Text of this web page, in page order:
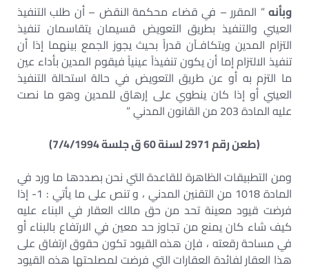
وبأنه” المقرر – في قضاء محكمة النقض – أن طلب التنفيذ
العيني والتنفيذ بطريق التعويض قسيمان يتقاسمان تنفيذ
التزام المدين ويتكافـآن قدراً بحيث يجوز الجمع بينهما إذا أن
تنفيذ الالتزام إما أن يكون تنفيذاً عينياً فيقوم المدين بأداء عين
ما التزم به أو عن طريق التعويض في حالة استحالة التنفيذ
العيني أو إذا كان ينطوي على إرهاق للمدين وهو ما نصت
عليه المادة 203 من القانون المدني ”
(طعن رقم 2971 لسنة 60 ق جلسة 7/4/1994)
ومن التطبيقات الظاهرة للقاعدة التي نحن بصددها ما ورد في
المادة 1018 من التقنين المدني ، و تنص على ما يأتي : 1- إذا
فرضت قيود معينة تحد من حق مالك العقار في البناء عليه
كيف شاء كان يمنع من تجاوز حد معين في الارتفاع بالبناء أو
في مساحة رقعته ، فإن هذه القيود تكون حقوق ارتفاق على
هذا العقار لفائدة العقارات التي فرضت لمصلحتها هذه القيود